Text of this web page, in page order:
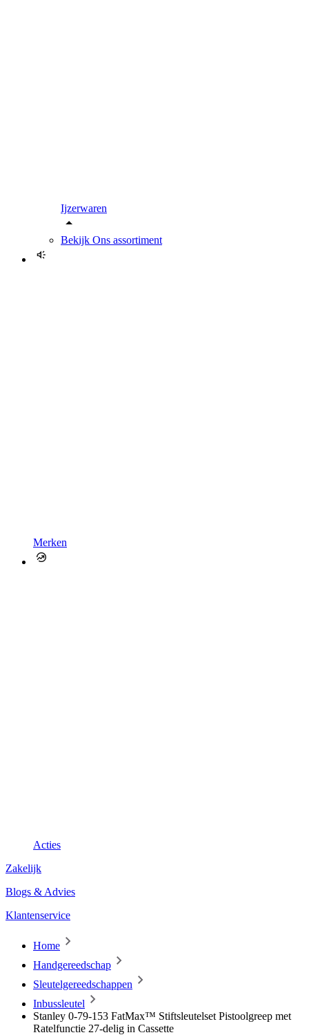
Ijzerwaren
Bekijk Ons assortiment
Merken
Acties
Zakelijk
Blogs & Advies
Klantenservice
Home
Handgereedschap
Sleutelgereedschappen
Inbussleutel
Stanley 0-79-153 FatMax™ Stiftsleutelset Pistoolgreep met
Ratelfunctie 27-delig in Cassette